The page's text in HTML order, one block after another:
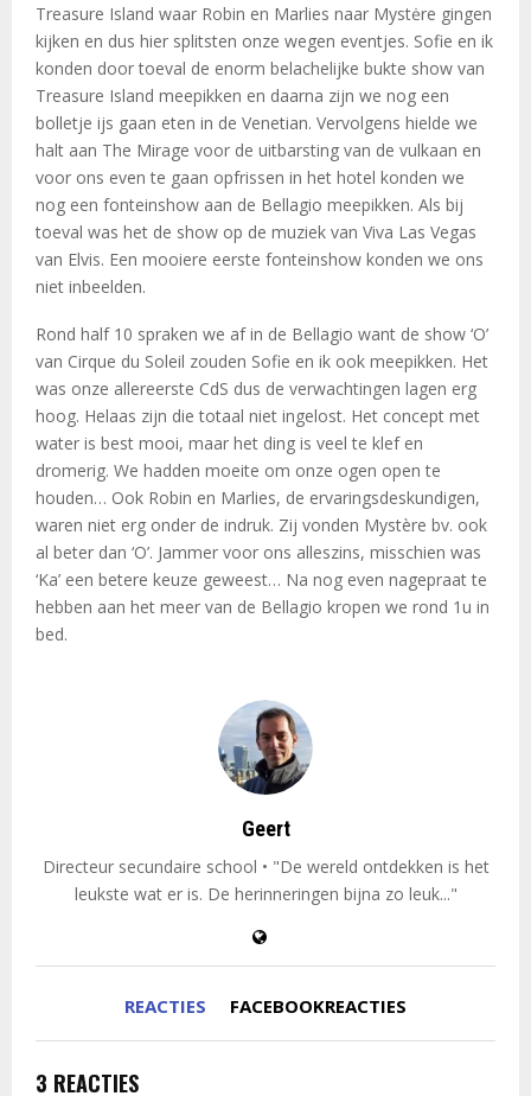
Treasure Island waar Robin en Marlies naar Mystėre gingen
kijken en dus hier splitsten onze wegen eventjes. Sofie en ik
konden door toeval de enorm belachelijke bukte show van
Treasure Island meepikken en daarna zijn we nog een
bolletje ijs gaan eten in de Venetian. Vervolgens hielde we
halt aan The Mirage voor de uitbarsting van de vulkaan en
voor ons even te gaan opfrissen in het hotel konden we
nog een fonteinshow aan de Bellagio meepikken. Als bij
toeval was het de show op de muziek van Viva Las Vegas
van Elvis. Een mooiere eerste fonteinshow konden we ons
niet inbeelden.
Rond half 10 spraken we af in de Bellagio want de show ‘O’
van Cirque du Soleil zouden Sofie en ik ook meepikken. Het
was onze allereerste CdS dus de verwachtingen lagen erg
hoog. Helaas zijn die totaal niet ingelost. Het concept met
water is best mooi, maar het ding is veel te klef en
dromerig. We hadden moeite om onze ogen open te
houden… Ook Robin en Marlies, de ervaringsdeskundigen,
waren niet erg onder de indruk. Zij vonden Mystère bv. ook
al beter dan ‘O’. Jammer voor ons alleszins, misschien was
‘Ka’ een betere keuze geweest… Na nog even nagepraat te
hebben aan het meer van de Bellagio kropen we rond 1u in
bed.
Geert
Directeur secundaire school • "De wereld ontdekken is het
leukste wat er is. De herinneringen bijna zo leuk..."
REACTIES FACEBOOKREACTIES
3 REACTIES